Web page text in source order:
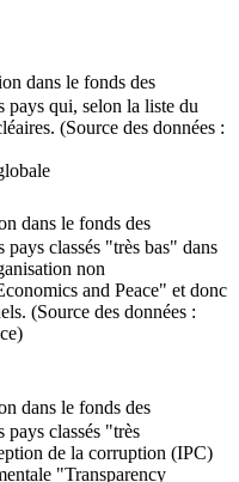
dans le fonds des
pays qui, selon la liste du
(Source des données :
dans le fonds des
classés "très bas" dans
non
and Peace" et donc
(Source des données :
dans le fonds des
pays classés "très
de la corruption (IPC)
"Transparency